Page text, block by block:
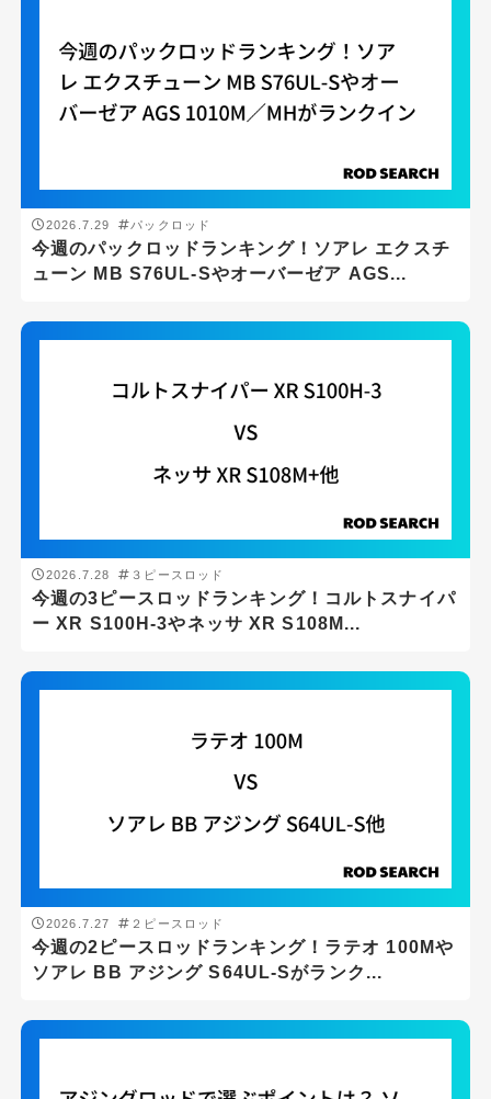
2026.7.29 パックロッド
今週のパックロッドランキング！ソアレ エクスチ
ューン MB S76UL-Sやオーバーゼア AGS...
2026.7.28 ３ピースロッド
今週の3ピースロッドランキング！コルトスナイパ
ー XR S100H-3やネッサ XR S108M...
2026.7.27 ２ピースロッド
今週の2ピースロッドランキング！ラテオ 100Mや
ソアレ BB アジング S64UL-Sがランク...
ライトショアジギング
ロックフィッシュゲーム
DAIWA
SHIMANO
ロッドの重さ(g)
ロッドタイプ
2ピースロッド
3ピースロッド
パックロッド
振出・テレスコ
仕舞寸法